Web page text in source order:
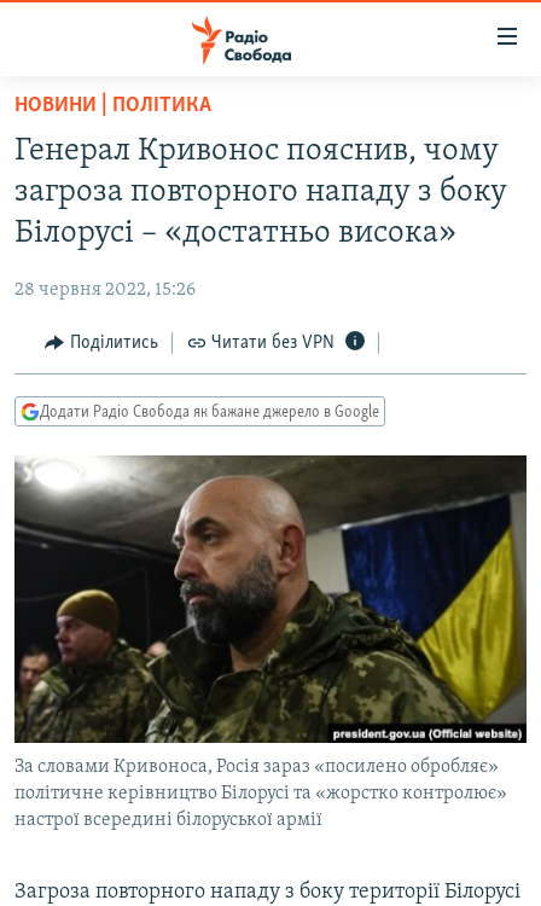
Перейти
основного
матеріалу
Перейти
до
основної
навігації
Перейти
до
пошуку
ВСЕ ЗА ДОБУ
СТАТТІ
ЕКОНОМІКА
СУСПІЛЬСТВО
СВІТ
РОСІЙСЬКА «ФІЛЬТРАЦІЯ»
ДОНБАС.РЕАЛІЇ
ТИ ЯК?
СХЕМИ
КИТАЙ.ВИКЛИКИ
ФОТО
СПЕЦПРОЄКТИ
ПОДКАСТИ
КРИМ РЕАЛІЇ
РУС
УКР
КТАТ
НОВИНИ | ПОЛІТИКА
Генерал Кривонос пояснив, чому
загроза повторного нападу з боку
Білорусі – «достатньо висока»
28 червня 2022, 15:26
Поділитись Читати без VPN
Додати Радіо Свобода як бажане джерело в Google
За словами Кривоноса, Росія зараз «посилено обробляє»
політичне керівництво Білорусі та «жорстко контролює»
настрої всередині білоруської армії
Загроза повторного нападу з боку території Білорусі